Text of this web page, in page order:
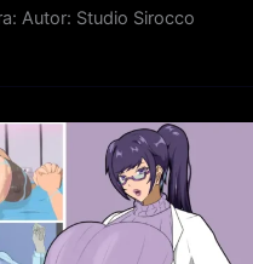
Autor: Studio Sirocco